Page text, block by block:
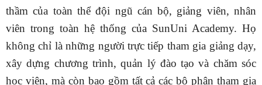
thầm của toàn thể đội ngũ cán bộ, giảng viên, nhân
viên trong toàn hệ thống của SunUni Academy. Họ
không chỉ là những người trực tiếp tham gia giảng dạy,
xây dựng chương trình, quản lý đào tạo và chăm sóc
học viên, mà còn bao gồm tất cả các bộ phận tham gia